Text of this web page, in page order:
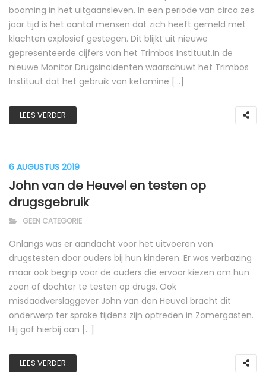
booming in het uitgaansleven. In een periode van circa zes
jaar tijd is het aantal mensen dat zich heeft gemeld met
klachten explosief gestegen. Dit blijkt uit nieuwe
gepresenteerde cijfers van het Trimbos Instituut.In de
nieuwe Monitor Drugsincidenten waarschuwt het Trimbos
Instituut dat het gebruik van ketamine […]
LEES VERDER
6 AUGUSTUS 2019
John van de Heuvel en testen op
drugsgebruik
GEEN CATEGORIE
Onlangs was er aandacht voor het uitvoeren van
drugstesten door ouders bij hun kinderen. Er was verbazing
maar ook begrip voor de ouders die ervoor kiezen om hun
zoon of dochter te testen op drugs. Ook
misdaadverslaggever John van den Heuvel bracht dit
onderwerp ter sprake tijdens zijn optreden in Zomergasten.
Hij gaf hierbij aan […]
LEES VERDER